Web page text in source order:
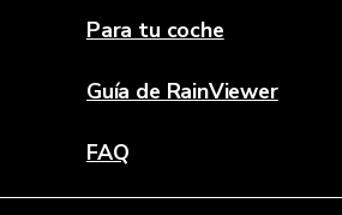
Para tu coche
Guía de RainViewer
FAQ